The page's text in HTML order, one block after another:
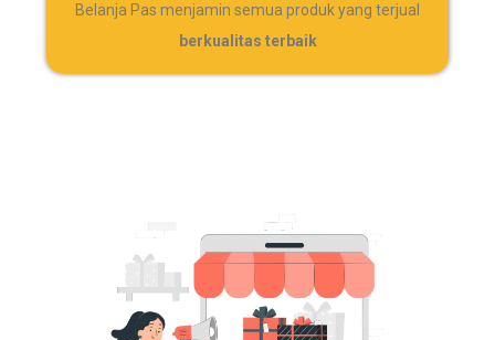
Belanja Pas menjamin semua produk yang terjual
berkualitas terbaik